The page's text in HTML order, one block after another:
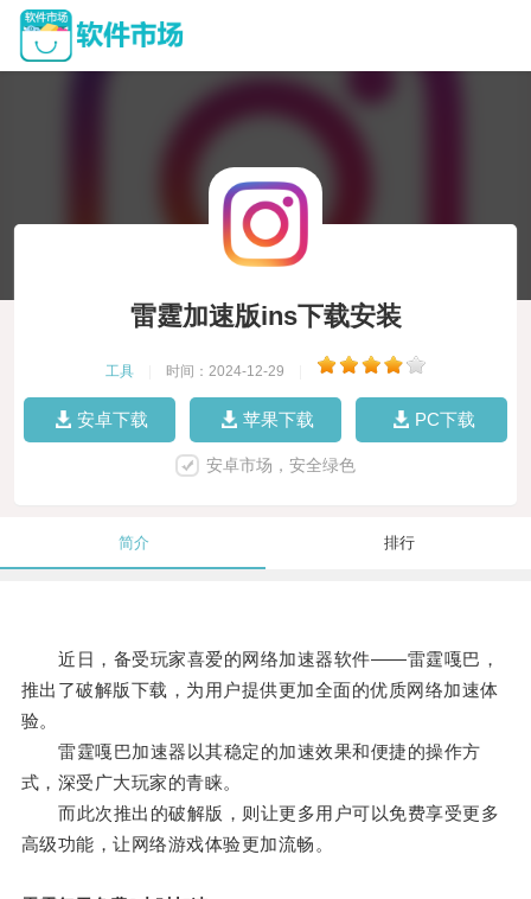
雷霆加速版ins下载安装
工具 时间：2024-12-29
安卓下载 苹果下载 PC下载
安卓市场，安全绿色
简介 排行
近日，备受玩家喜爱的网络加速器软件——雷霆嘎巴，
推出了破解版下载，为用户提供更加全面的优质网络加速体
验。
雷霆嘎巴加速器以其稳定的加速效果和便捷的操作方
式，深受广大玩家的青睐。
而此次推出的破解版，则让更多用户可以免费享受更多
高级功能，让网络游戏体验更加流畅。